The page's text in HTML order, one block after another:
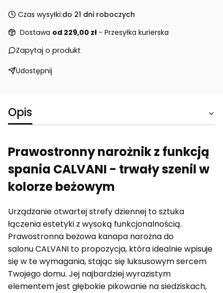
Czas wysyłki:do 21 dni roboczych
Dostawa od 229,00 zł - Przesyłka kurierska
Zapytaj o produkt
Udostępnij
Opis
Prawostronny narożnik z funkcją
spania CALVANI - trwały szenil w
kolorze beżowym
Urządzanie otwartej strefy dziennej to sztuka
łączenia estetyki z wysoką funkcjonalnością.
Prawostronna beżowa kanapa narożna do
salonu CALVANI to propozycja, która idealnie wpisuje
się w te wymagania, stając się luksusowym sercem
Twojego domu. Jej najbardziej wyrazistym
elementem jest głębokie pikowanie na siedziskach,